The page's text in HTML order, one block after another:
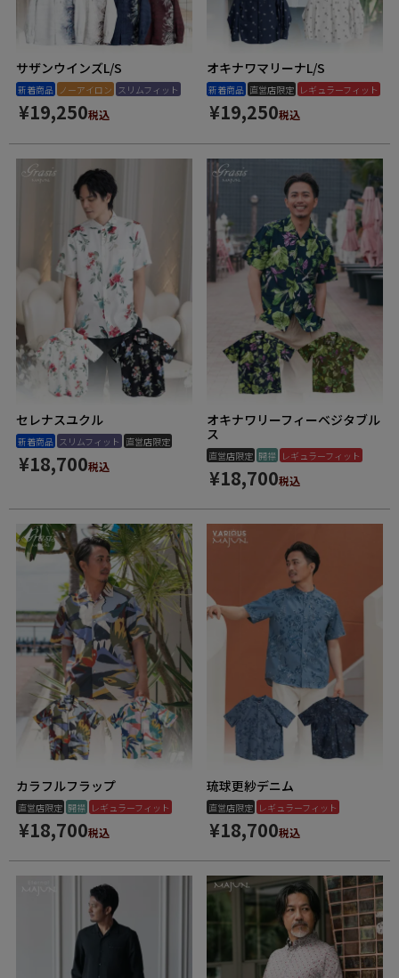
サザンウインズL/S
新着商品 ノーアイロン スリムフィット
¥19,250税込
オキナワマリーナL/S
新着商品 直営店限定 レギュラーフィット
¥19,250税込
セレナスユクル
新着商品 スリムフィット 直営店限定
¥18,700税込
オキナワリーフィーベジタブル
ス
直営店限定 開襟 レギュラーフィット
¥18,700税込
カラフルフラップ
直営店限定 開襟 レギュラーフィット
¥18,700税込
琉球更紗デニム
直営店限定 レギュラーフィット
¥18,700税込